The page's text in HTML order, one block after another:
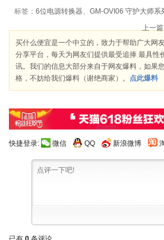
标签： 6位电源转换器、 GM-OVI06 守护大师系
上一篇
买什么便宜是一个中立的，致力于帮助广大网
分享平台，每天为网友们提供最受追捧 最具性
讯。我们的信息大部分来自于网友爆料，如果
格，不妨给我们爆料（谢绝商家）。 点此爆料
快捷登录: 微信 QQ 新浪微博